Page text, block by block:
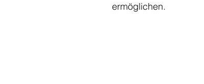
ermöglichen.